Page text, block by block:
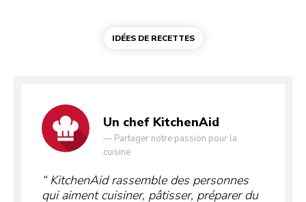
IDÉES DE RECETTES
Un chef KitchenAid
— Partager notre passion pour la
cuisine
KitchenAid rassemble des personnes
qui aiment cuisiner, pâtisser, préparer du